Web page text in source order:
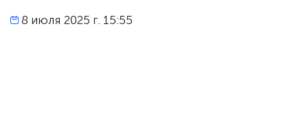
8 июля 2025 г. 15:55